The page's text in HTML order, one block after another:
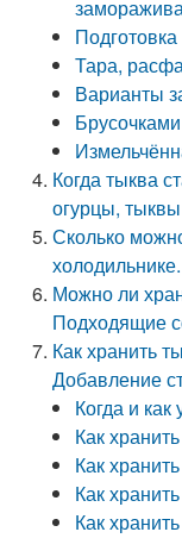
Тара,
Варианты
Брусочками
Когда тыква
огурцы,
Сколько
Можно ли
Подходящие
Как хранить
Добавление
Когда и
Как
Как
Как
Как